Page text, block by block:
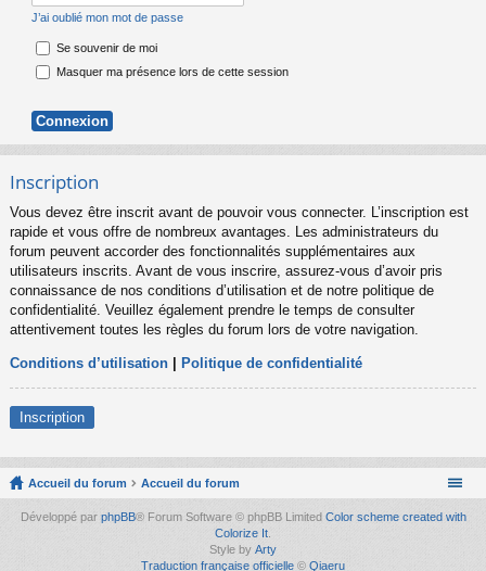
J’ai oublié mon mot de passe
Se souvenir de moi
Masquer ma présence lors de cette session
Inscription
Vous devez être inscrit avant de pouvoir vous connecter. L’inscription est
rapide et vous offre de nombreux avantages. Les administrateurs du
forum peuvent accorder des fonctionnalités supplémentaires aux
utilisateurs inscrits. Avant de vous inscrire, assurez-vous d’avoir pris
connaissance de nos conditions d’utilisation et de notre politique de
confidentialité. Veuillez également prendre le temps de consulter
attentivement toutes les règles du forum lors de votre navigation.
Conditions d’utilisation Politique de confidentialité
Inscription
Accueil du forum Accueil du forum
Développé par phpBB® Forum Software © phpBB Limited Color scheme created with
Colorize It.
Style by Arty
Traduction française officielle © Qiaeru